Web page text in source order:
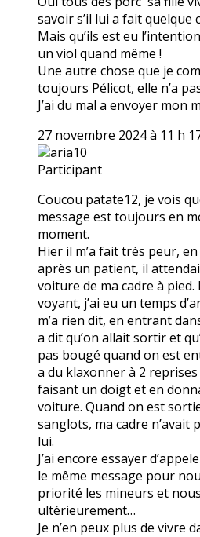
savoir s’il lui a fait quelque
Mais qu’ils est eu
un viol quand même !
Une autre chose que je
toujours Pélicot, elle n’a
J’ai du mal a envoyer mon
27 novembre 2024 à 11 h
aria10
Participant
Coucou patate12, je vois
message est toujours en
moment.
Hier il m’a fait très peur,
après un patient, il
voiture de ma cadre à pied.
voyant, j’ai eu un temps
m’a rien dit, en entrant
a dit qu’on allait sortir et
pas bougé quand on est
a du klaxonner à 2
faisant un doigt et en
voiture. Quand on est
sanglots, ma cadre n’avait
lui.
J’ai encore essayer
le même message pour
priorité les mineurs et
ultérieurement…
Je n’en peux plus de vivre